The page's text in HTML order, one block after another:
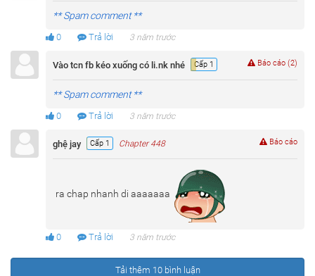
** Spam comment **
0 Trả lời 3 năm trước
Vào tcn fb kéo xuống có li.nk nhé Cấp 1
** Spam comment **
0 Trả lời 3 năm trước
Báo cáo (2)
ghệ jay Cấp 1 Chapter 448
ra chap nhanh di aaaaaaa
0 Trả lời 3 năm trước
Báo cáo
Tải thêm 10 bình luận